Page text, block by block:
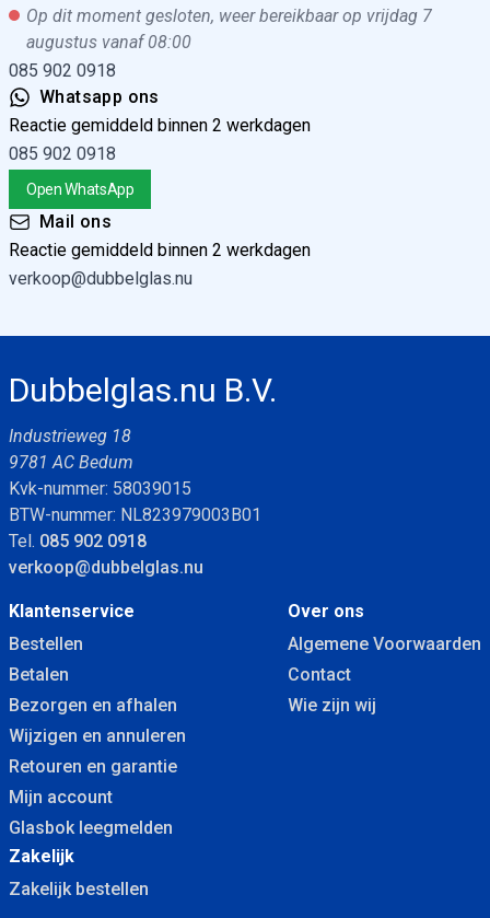
Op dit moment gesloten, weer bereikbaar op vrijdag 7
augustus vanaf 08:00
085 902 0918
Whatsapp ons
Reactie gemiddeld binnen 2 werkdagen
085 902 0918
Open WhatsApp
Mail ons
Reactie gemiddeld binnen 2 werkdagen
verkoop@dubbelglas.nu
Dubbelglas.nu B.V.
Industrieweg 18
9781 AC Bedum
Kvk-nummer: 58039015
BTW-nummer: NL823979003B01
Tel. 085 902 0918
verkoop@dubbelglas.nu
Klantenservice
Bestellen
Betalen
Bezorgen en afhalen
Wijzigen en annuleren
Retouren en garantie
Mijn account
Glasbok leegmelden
Over ons
Algemene Voorwaarden
Contact
Wie zijn wij
Zakelijk
Zakelijk bestellen